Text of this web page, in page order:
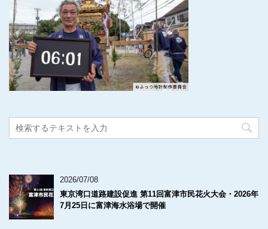
2026/07/08
東京湾口道路建設促進 第11回富津市民花火大会・2026年
7月25日に富津海水浴場で開催